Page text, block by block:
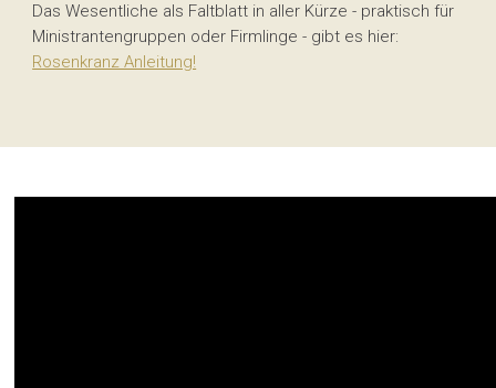
Das Wesentliche als Faltblatt in aller Kürze - praktisch für
Ministrantengruppen oder Firmlinge - gibt es hier:
Rosenkranz Anleitung!